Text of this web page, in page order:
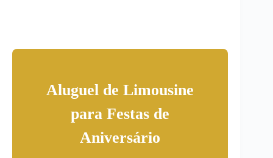
Aluguel de Limousine
para Festas de
Aniversário